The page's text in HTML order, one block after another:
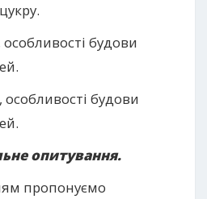
будови
будови
опитування.
пропонуємо